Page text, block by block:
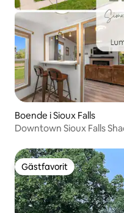
Boende i Sioux Falls
Downtown Sioux Falls
Gästfavorit
Gästfavorit